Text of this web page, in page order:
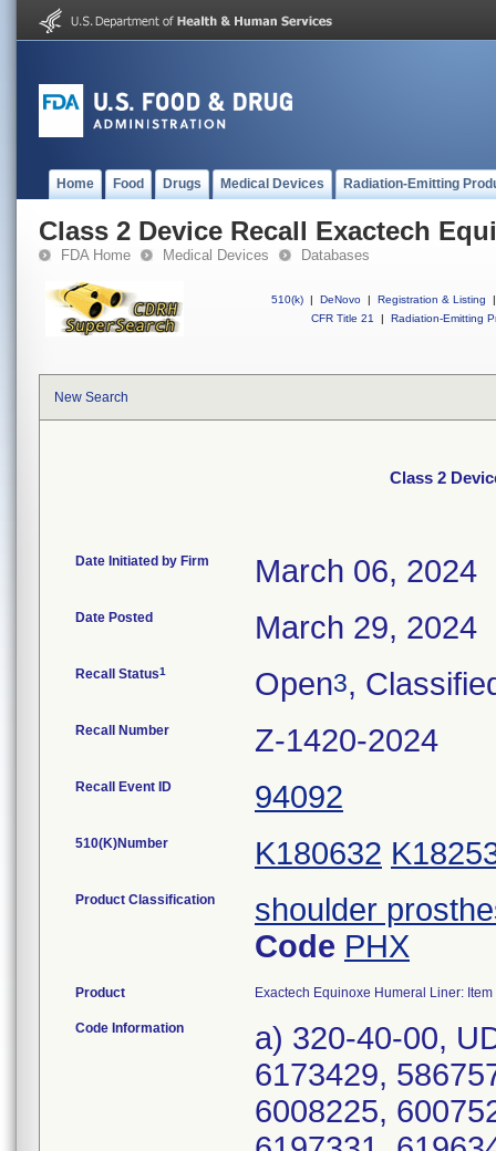
Home Food Drugs Medical Devices Radiation-Emitting
Class 2 Device Recall Exactech
FDA Home Medical Devices Databases
510(k) | DeNovo | Registration & Listing
|
CFR Title 21
| Radiation-Emitting
New Search
Class 2
Date Initiated by Firm March 06, 2024
Date Posted March 29, 2024
Recall Status1 Open3,
Recall Number Z-1420-2024
Recall Event ID 94092
510(K)Number K180632
Product Classification
shoulder
Code PHX
Product Exactech Equinoxe Humeral Liner:
Code Information a) 320-40-00, UDI/DI 10885862535030, Serial Numbers: 6173429, 5867573, 6007454, 6007478, 5927587, 6008225, 6007520, 5927562, 5927516, 5927575, 6197331, 6196344, 5867550, 5927586, 6196429, 5876444, 6196833, 5867568, 6174559, 5927640, 5927642, 6007467, 6173432, 5927563, 5876441, 6007452, 5876427, 5927631, 6196359, 5867564, 5927584, 5876450, 5927635, 6007456, 5927569, 6007567, 6196425, 6196773, 6173418, 5867565, 6196355, 6173443, 6196769, 6196776, 6196770, 6008226, 6007514, 6196351, 6196366, 5876433, 5876423, 6196505, 6174554, 5867558, 5927521, 6196424, 5927565, 5927591, 6173436, 6007475, 6007480, 6174553, 6008237, 6008243, 6196419, 6007548, 5927483, 6008351, 6174566, 5927485, 6196445, 6196433, 5867562, 5867567, 5876432, 5927498, 5876437, 5867556, 5927608, 5876430, 5876451, 5927561, 6008344, 6007543, 5927510, 6196364, 6196530, 6007568, 6196525, 6173428, 6196357, 5867557, 6196422, 6174552, 5876434, 5927543, 6173442, 6173434, 5927564, 6007465, 6196517, 5927530, 5927532, 6008346, 6196353, 6196349, 5927573, 5927492, 5927547, 6007571, 6196365, 6173445, 5876440, 5867563, 6007479, 6196764, 5867561, 6174557, 6196352, 6008348, 6196439, 5927639, 5927632, 6173430, 6008347, 6008343, 6008240, 6173435, 5927522, 6196427, 5927515, 5927592, 5927589, 6196760, 5927488, 6174573, 6173426, 6008341, 6007519, 5867553, 5927524, 6196348, 5876436, 5876428, 5927518, 6007466, 5876446, 5927497, 6174565, 5927538, 5927576, 5927596, 5876435, 5876439, 5876445, 5876448, 5927512, 5927519, 5927619, 5927622, 5927623, 5927630, 5927494, 5927537, 6196461, 6196463, 6173433, 6174549, 6196428, 6196431, 6196443, 6196521, 6196522, 6196768, 6196772, 6196774, 6402708, 6497639, 6543125, 5927508, 6372322, 6498876, 6008219, 6402668, 6008233, 6372400, 6007539, 6543293, 5867575, 6197327, 5927590, 6372391, 6402685, 6402721, 6543417, 6197328, 6543410, 6196788, 6543121, 6196460, 6197330, 6372325, 6543142, 6542053, 6543124, 6543405, 6542583, 6498882, 6007556, 6196791, 6196794, 5927523, 6497905, 6497649, 6497680, 6196782, 6196766, 6372393, 6372403, 6402687, 5927617, 6498717, 6372404, 6498694, 6542056, 6543132, 6008231, 6008232, 6196346, 6196821, 6196775, 6372339, 5927493, 6498695, 6497871, 6372349, 5927486, 5927638, 6008239, 6008244, 6497655, 6542073, 6196804, 6196360, 6543115, 6008229, 6542080, 6196824, 5927579, 6372413, 6196779, 6174568, 6542569, 6007464, 6543402, 6402691, 6007545, 5927615, 6196771, 6543143, 6542069, 6372411, 6543122, 6543284, 6402675, 6543281, 5927513, 5927633, 5867577, 6008230, 6196781, 6196514, 5876442, 6007542, 6196785, 6543120, 6542572, 5876426, 6543418, 5927628, 6196354, 6543131, 6372407, 6543399, 6497860, 5927626, 6197336, 6007531, 6498718, 6196457, 6196797, 6497876, 6174569, 6196825, 6197317, 6497857, 6196778, 6497853, 6372334, 6497660, 6196468, 6196786, 6402656, 6196805, 6498879, 6542596, 6497604, 6542576, 5867574, 6007537, 6196507,